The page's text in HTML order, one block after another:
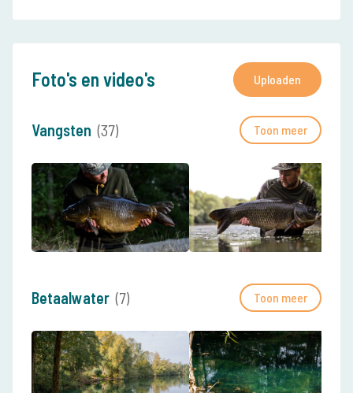
Foto's en video's Uploaden
Vangsten (37) Toon meer
Betaalwater (7) Toon meer